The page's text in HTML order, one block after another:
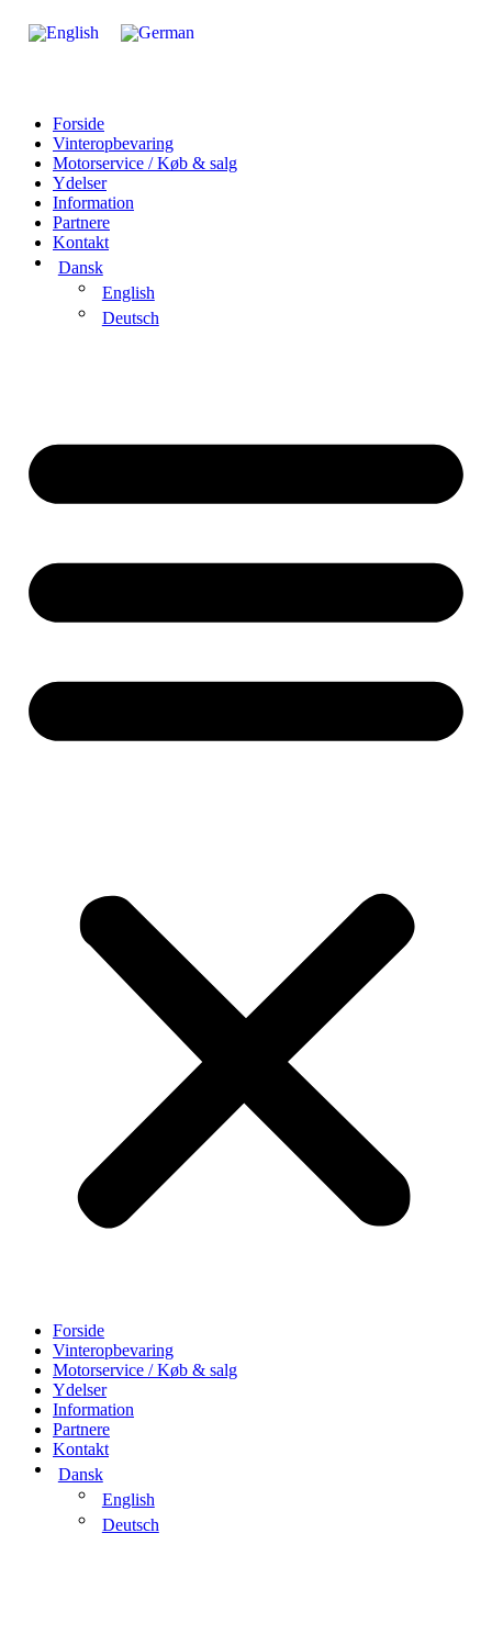
Forside
Vinteropbevaring
Motorservice / Køb & salg
Ydelser
Information
Partnere
Kontakt
Dansk
English
Deutsch
Forside
Vinteropbevaring
Motorservice / Køb & salg
Ydelser
Information
Partnere
Kontakt
Dansk
English
Deutsch